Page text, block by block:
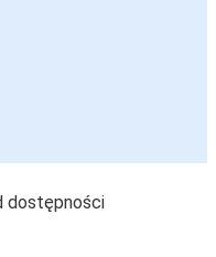
dostępności